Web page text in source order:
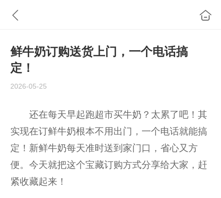
鲜牛奶订购送货上门，一个电话搞
定！
2026-05-25
还在每天早起跑超市买牛奶？太累了吧！其
实现在订鲜牛奶根本不用出门，一个电话就能搞
定！新鲜牛奶每天准时送到家门口，省心又方
便。今天就把这个宝藏订购方式分享给大家，赶
紧收藏起来！